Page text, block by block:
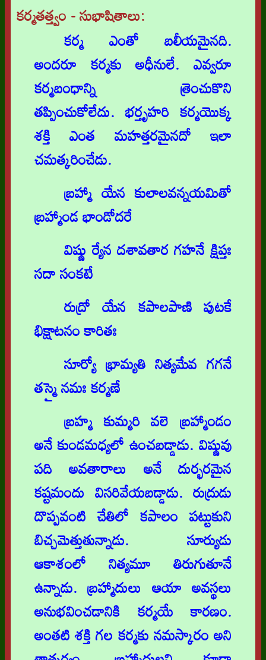
కర్మతత్త్వం - సుభాషితాలు:
కర్మ ఎంతో బలీయమైనది.
అందరూ కర్మకు అధీనులే. ఎవ్వరూ
కర్మబంధాన్ని త్రెంచుకొని
తప్పించుకోలేదు. భర్తృహరి కర్మయొక్క
శక్తి ఎంత మహత్తరమైనదో ఇలా
చమత్కరించేడు.
బ్రహ్మా యేన కులాలవన్నయమితో
బ్రహ్మాండ భాండోదరే
విష్ణు ర్యేన దశావతార గహనే క్షిప్తః
సదా సంకటే
రుద్రో యేన కపాలపాణి పుటకే
భిక్షాటనం కారితః
సూర్యో భ్రామ్యతి నిత్యమేవ గగనే
తస్మై నమః కర్మణే
బ్రహ్మ కుమ్మరి వలె బ్రహ్మాండం
అనే కుండమధ్యలో ఉంచబడ్డాడు. విష్ణువు
పది అవతారాలు అనే దుర్భరమైన
కష్టమందు విసరివేయబడ్డాడు. రుద్రుడు
దొప్పవంటి చేతిలో కపాలం పట్టుకుని
బిచ్చమెత్తుతున్నాడు. సూర్యుడు
ఆకాశంలో నిత్యమూ తిరుగుతూనే
ఉన్నాడు. బ్రహ్మాదులు ఆయా అవస్థలు
అనుభవించడానికి కర్మయే కారణం.
అంతటి శక్తి గల కర్మకు నమస్కారం అని